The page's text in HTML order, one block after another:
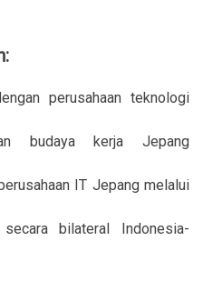
perusahaan teknologi
budaya kerja Jepang
IT Jepang melalui
bilateral Indonesia-